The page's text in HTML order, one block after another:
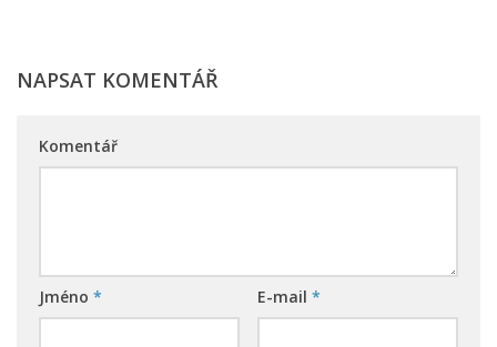
NAPSAT KOMENTÁŘ
Komentář
Jméno * E-mail *